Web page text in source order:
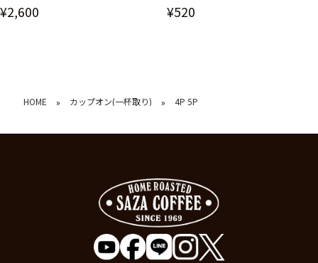
¥2,600 ¥520
HOME » カップオン(一杯取り) » 4P 5P